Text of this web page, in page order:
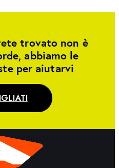
trovato non è
abbiamo le
per aiutarvi